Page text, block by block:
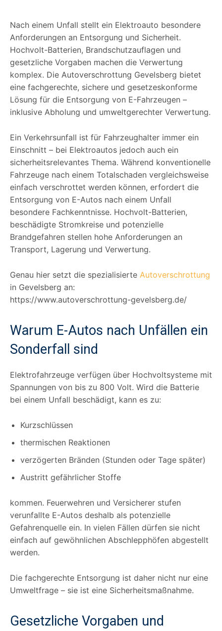
Nach einem Unfall stellt ein Elektroauto besondere
Anforderungen an Entsorgung und Sicherheit.
Hochvolt-Batterien, Brandschutzauflagen und
gesetzliche Vorgaben machen die Verwertung
komplex. Die Autoverschrottung Gevelsberg bietet
eine fachgerechte, sichere und gesetzeskonforme
Lösung für die Entsorgung von E-Fahrzeugen –
inklusive Abholung und umweltgerechter Verwertung.
Ein Verkehrsunfall ist für Fahrzeughalter immer ein
Einschnitt – bei Elektroautos jedoch auch ein
sicherheitsrelevantes Thema. Während konventionelle
Fahrzeuge nach einem Totalschaden vergleichsweise
einfach verschrottet werden können, erfordert die
Entsorgung von E-Autos nach einem Unfall
besondere Fachkenntnisse. Hochvolt-Batterien,
beschädigte Stromkreise und potenzielle
Brandgefahren stellen hohe Anforderungen an
Transport, Lagerung und Verwertung.
Genau hier setzt die spezialisierte Autoverschrottung
in Gevelsberg an:
https://www.autoverschrottung-gevelsberg.de/
Warum E-Autos nach Unfällen ein
Sonderfall sind
Elektrofahrzeuge verfügen über Hochvoltsysteme mit
Spannungen von bis zu 800 Volt. Wird die Batterie
bei einem Unfall beschädigt, kann es zu:
Kurzschlüssen
thermischen Reaktionen
verzögerten Bränden (Stunden oder Tage später)
Austritt gefährlicher Stoffe
kommen. Feuerwehren und Versicherer stufen
verunfallte E-Autos deshalb als potenzielle
Gefahrenquelle ein. In vielen Fällen dürfen sie nicht
einfach auf gewöhnlichen Abschlepphöfen abgestellt
werden.
Die fachgerechte Entsorgung ist daher nicht nur eine
Umweltfrage – sie ist eine Sicherheitsmaßnahme.
Gesetzliche Vorgaben und